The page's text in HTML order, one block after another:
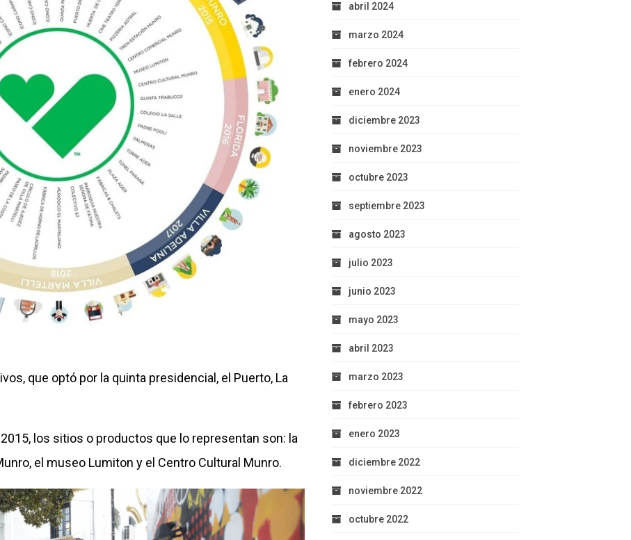
que optó por la quinta presidencial, el Puerto, La
los sitios o productos que lo representan son: la
el museo Lumiton y el Centro Cultural Munro.
abril 2024
marzo 2024
febrero 2024
enero 2024
diciembre 2023
noviembre 2023
octubre 2023
septiembre 2023
agosto 2023
julio 2023
junio 2023
mayo 2023
abril 2023
marzo 2023
febrero 2023
enero 2023
diciembre 2022
noviembre 2022
octubre 2022